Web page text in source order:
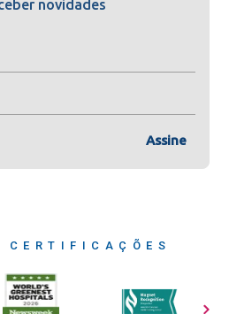
novidades
Assine
CERTIFICAÇÕES